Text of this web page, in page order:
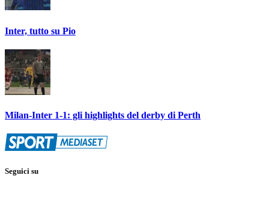
Inter, tutto su Pio
Milan-Inter 1-1: gli highlights del derby di Perth
Seguici su